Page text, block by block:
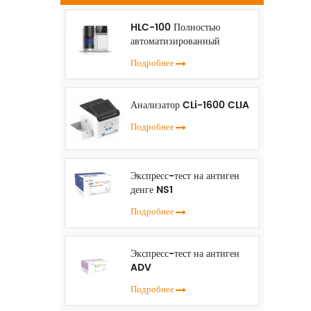
HLC-100 Полностью
автоматизированный
Подробнее
Анализатор CLi-1600 CLIA
Подробнее
Экспресс-тест на антиген
денге NS1
Подробнее
Экспресс-тест на антиген
ADV
Подробнее